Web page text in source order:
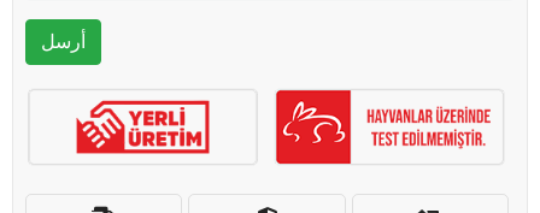
أرسل